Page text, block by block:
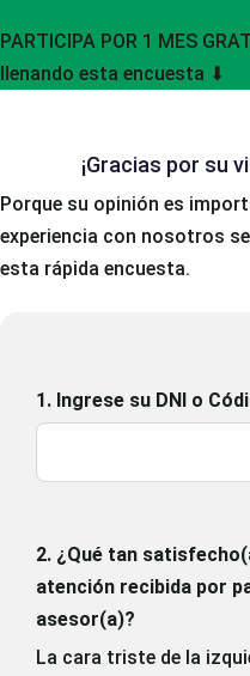
links
to
primary
content
PARTICIPA POR 1 MES
llenando esta encuesta ⬇
¡Gracias por su
Porque su opinión es
experiencia con nosotros
esta rápida encuesta.
1. Ingrese su DNI o
2. ¿Qué tan
atención recibida por
asesor(a)?
La cara triste de la